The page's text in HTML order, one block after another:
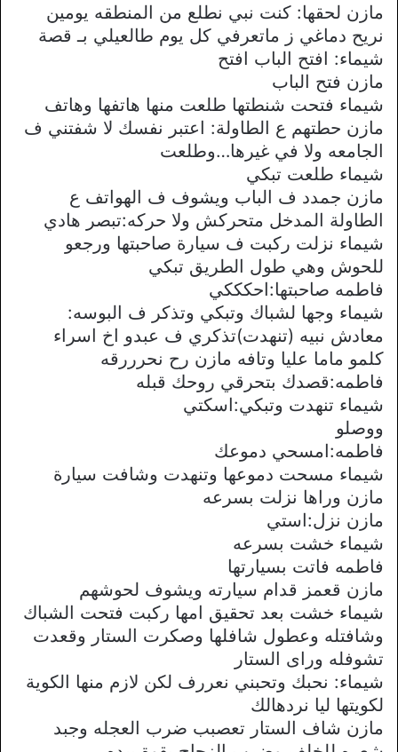
مازن لحقها: كنت نبي نطلع من المنطقه يومين
نريح دماغي ز ماتعرفي كل يوم طالعيلي بـ قصة
شيماء: افتح الباب افتح
مازن فتح الباب
شيماء فتحت شنطتها طلعت منها هاتفها وهاتف
مازن حطتهم ع الطاولة: اعتبر نفسك لا شفتني ف
الجامعه ولا في غيرها…وطلعت
شيماء طلعت تبكي
مازن جمدد ف الباب ويشوف ف الهواتف ع
الطاولة المدخل متحركش ولا حركه:تبصر هادي
شيماء نزلت ركبت ف سيارة صاحبتها ورجعو
للحوش وهي طول الطريق تبكي
فاطمه صاحبتها:احكككي
شيماء وجها لشباك وتبكي وتذكر ف البوسه:
معادش نبيه (تنهدت)تذكري ف عبدو اخ اسراء
كلمو ماما عليا وتافه مازن رح نحرررقه
فاطمه:قصدك بتحرقي روحك قبله
شيماء تنهدت وتبكي:اسكتي
ووصلو
فاطمه:امسحي دموعك
شيماء مسحت دموعها وتنهدت وشافت سيارة
مازن وراها نزلت بسرعه
مازن نزل:استي
شيماء خشت بسرعه
فاطمه فاتت بسيارتها
مازن قعمز قدام سيارته ويشوف لحوشهم
شيماء خشت بعد تحقيق امها ركبت فتحت الشباك
وشافتله وعطول شافلها وصكرت الستار وقعدت
تشوفله وراى الستار
شيماء: نحبك وتحبني نعررف لكن لازم منها الكوية
لكويتها ليا نردهالك
مازن شاف الستار تعصبب ضرب العجله وجبد